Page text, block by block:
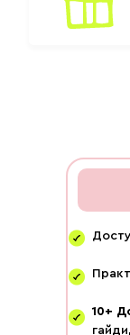
фото
Що
10+